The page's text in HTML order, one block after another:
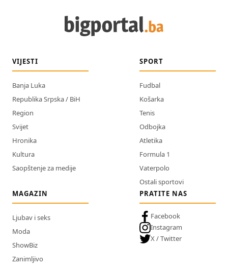
VIJESTI
Banja Luka
Republika Srpska / BiH
Region
Svijet
Hronika
Kultura
Saopštenje za medije
SPORT
Fudbal
Košarka
Tenis
Odbojka
Atletika
Formula 1
Vaterpolo
Ostali sportovi
MAGAZIN
Ljubav i seks
Moda
ShowBiz
Zanimljivo
PRATITE NAS
Facebook
Instagram
X / Twitter